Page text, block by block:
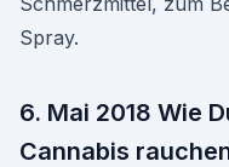
Spray.
6. Mai 2018 Wie
Cannabis